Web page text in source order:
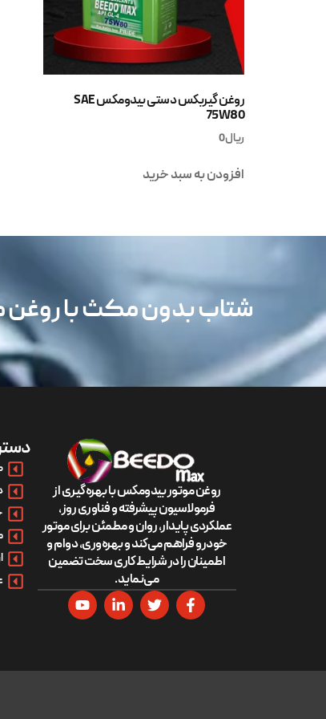
روغن گیربکس دستی بیدومکس SAE
75W80
ریال0
افزودن به سبد خرید
شتاب بدون مکث با
روغن موتور بیدومکس با بهره‌گیری از
فرمولاسیون پیشرفته و فناوری روز،
عملکردی پایدار، روان و مطمئن برای موتور
خودرو فراهم می‌کند و بهره‌وری، دوام و
اطمینان را در شرایط کاری سخت تضمین
می‌نماید.